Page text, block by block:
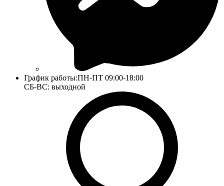
График работы:ПН-ПТ 09:00-18:00
СБ-ВС: выходной